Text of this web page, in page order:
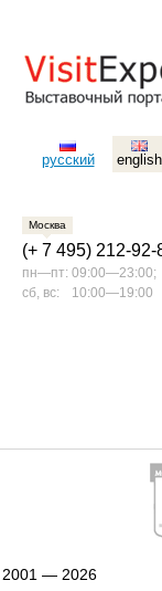
русский english
Москва
(+ 7 495) 212-92-
пн—пт: 09:00—23:00;
сб, вс:
10:00—19:00
2001 — 2026